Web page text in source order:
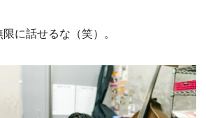
に話せるな（笑）。